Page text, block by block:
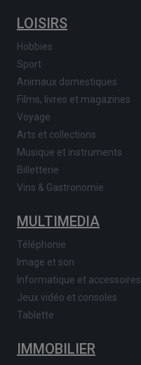
LOISIRS
Hobbies
Sport
Animaux domestiques
Films, livres et magazines
Voyage
Arts et collections
Musique et instruments
Billetterie
Vins & Gastronomie
MULTIMEDIA
Téléphonie
Image et son
Informatique et accessoires
Jeux vidéo et consoles
Tablette
IMMOBILIER